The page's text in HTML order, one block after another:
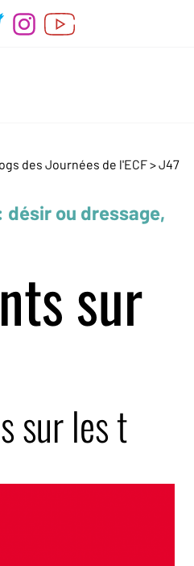
des Journées de l'ECF>J47
ou dressage,
sur
sur les t